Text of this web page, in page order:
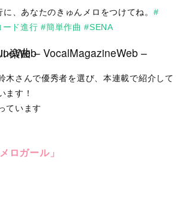
に、あなたのきゅんメロをつけてね。 #
ード進行 #簡単作曲 #SENA
– VocalMagazineWeb
木さんで優秀者を選び、本連載で紹介して
ます！
ています
ロガール」